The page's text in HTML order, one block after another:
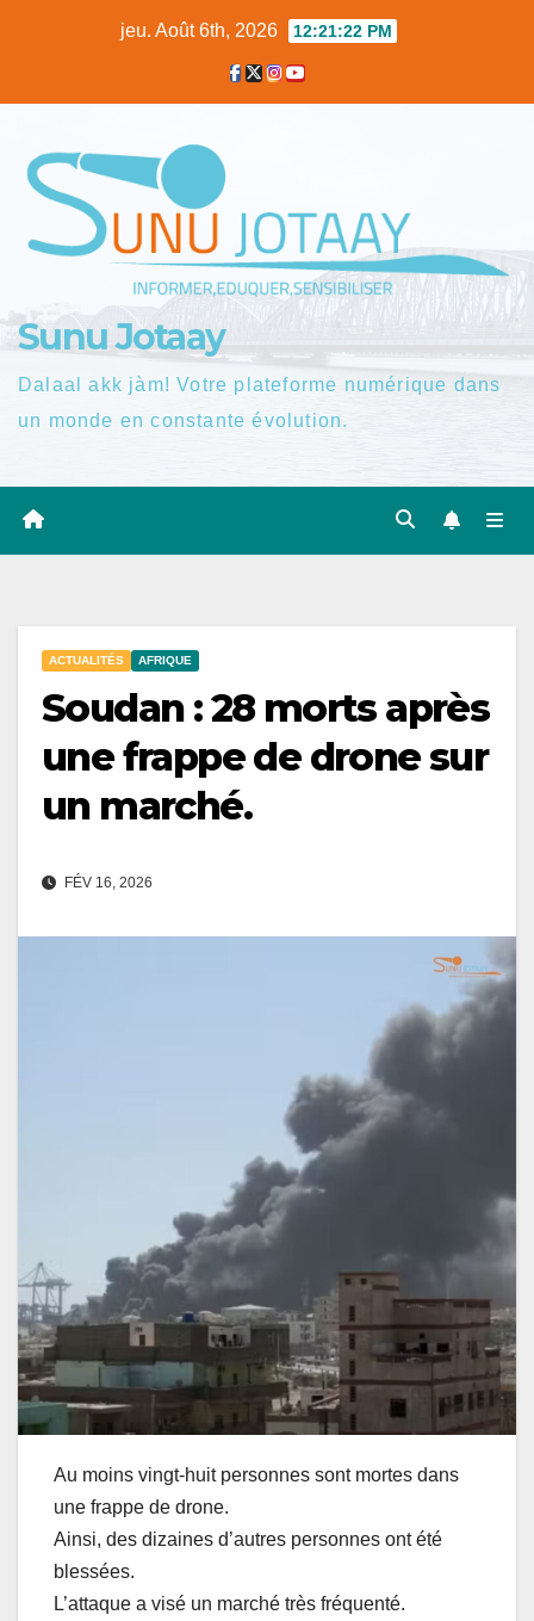
jeu. Août 6th, 2026 12:21:23 PM
Sunu Jotaay
Dalaal akk jàm! Votre plateforme numérique dans
un monde en constante évolution.
ACTUALITÉS AFRIQUE
Soudan : 28 morts après
une frappe de drone sur
un marché.
FÉV 16, 2026
Au moins vingt-huit personnes sont mortes dans
une frappe de drone.
Ainsi, des dizaines d’autres personnes ont été
blessées.
L’attaque a visé un marché très fréquenté.